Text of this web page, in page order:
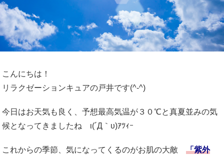
こんにちは！
リラクゼーションキュアの戸井です(^-^)
今日はお天気も良く、予想最高気温が３０℃と真夏並みの気
候となってきましたね ι(´Д｀υ)ｱﾂｨｰ
これからの季節、気になってくるのがお肌の大敵「紫外